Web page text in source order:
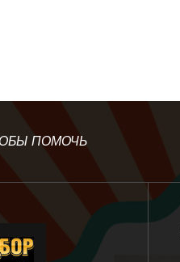
ПОМОЧЬ